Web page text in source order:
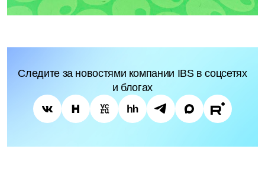
Следите за новостями компании IBS в соцсетях
и блогах